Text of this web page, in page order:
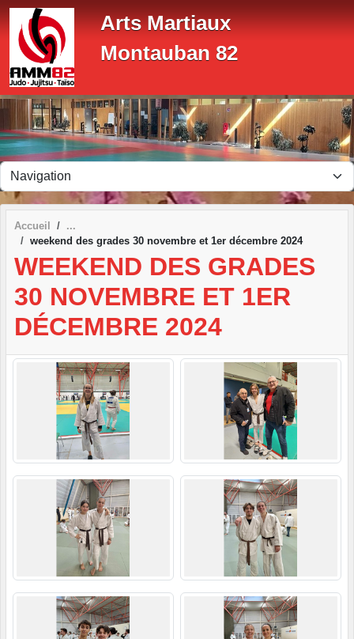
Arts Martiaux
Montauban 82
Accueil
weekend des grades 30 novembre et 1er décembre 2024
WEEKEND DES GRADES
30 NOVEMBRE ET 1ER
DÉCEMBRE 2024
Panneau de gestion des cookies